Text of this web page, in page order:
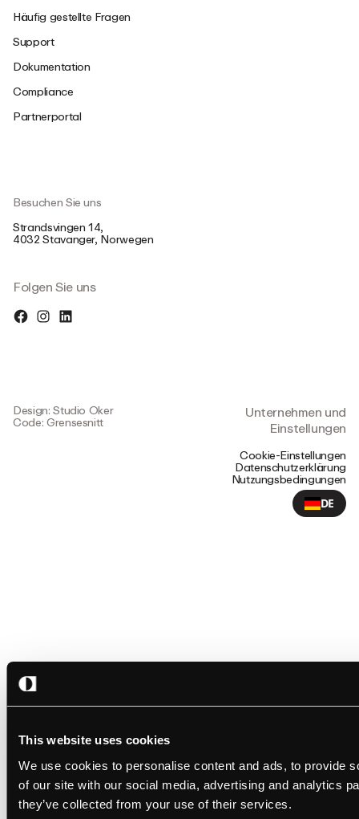
This website uses cookies
We use cookies to personalise content and ads, to provide
of our site with our social media, advertising and analytics
they’ve collected from your use of their services.
Häufig gestellte Fragen
Support
Dokumentation
Compliance
Partnerportal
Design: Studio Oker
Code: Grensesnitt
Folgen Sie uns
Besuchen Sie uns
Strandsvingen 14,
4032 Stavanger, Norwegen
Unternehmen und
Einstellungen
Cookie-Einstellungen
Datenschutzerklärung
Nutzungsbedingungen
DE